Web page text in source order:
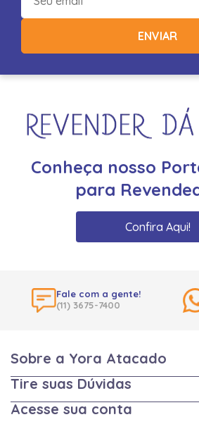
ENVIAR
Conheça nosso
para
Confira Aqui!
Fale com a gente!
(11) 3675-7400
Sobre a Yora Atacado
Tire suas Dúvidas
Acesse sua conta